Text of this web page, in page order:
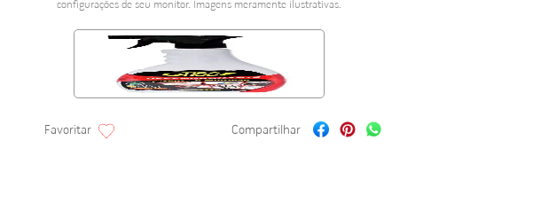
configurações de seu monitor. Imagens meramente ilustrativas.